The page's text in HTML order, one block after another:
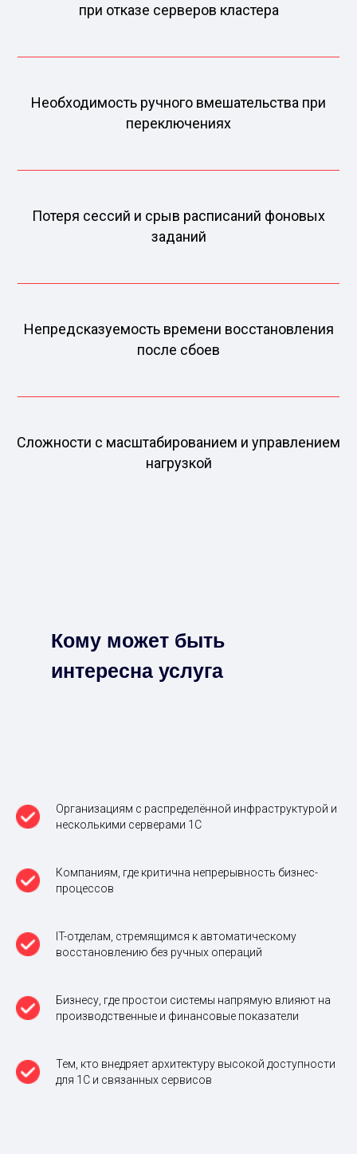
при отказе серверов кластера
Необходимость ручного вмешательства при
переключениях
Потеря сессий и срыв расписаний фоновых
заданий
Непредсказуемость времени восстановления
после сбоев
Сложности с масштабированием и управлением
нагрузкой
Кому может быть
интересна услуга
Организациям с распределённой инфраструктурой и
несколькими серверами 1С
Компаниям, где критична непрерывность бизнес-
процессов
IT-отделам, стремящимся к автоматическому
восстановлению без ручных операций
Бизнесу, где простои системы напрямую влияют на
производственные и финансовые показатели
Тем, кто внедряет архитектуру высокой доступности
для 1С и связанных сервисов